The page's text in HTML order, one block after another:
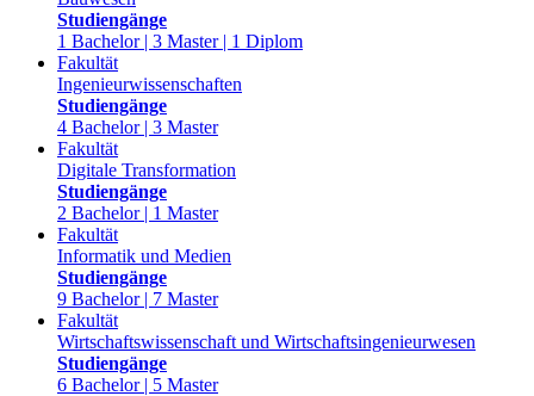
Studiengänge
1 Bachelor | 3 Master | 1 Diplom
Fakultät
Ingenieurwissenschaften
Studiengänge
4 Bachelor | 3 Master
Fakultät
Digitale Transformation
Studiengänge
2 Bachelor | 1 Master
Fakultät
Informatik und Medien
Studiengänge
9 Bachelor | 7 Master
Fakultät
Wirtschaftswissenschaft und Wirtschaftsingenieurwesen
Studiengänge
6 Bachelor | 5 Master